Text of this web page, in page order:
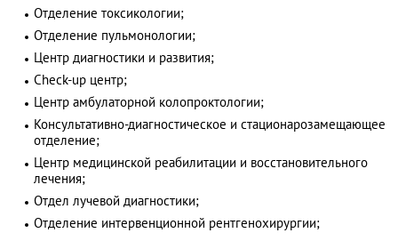
Отделение токсикологии;
Отделение пульмонологии;
Центр диагностики и развития;
Check-up центр;
Центр амбулаторной колопроктологии;
Консультативно-диагностическое и стационарозамещающее
отделение;
Центр медицинской реабилитации и восстановительного
лечения;
Отдел лучевой диагностики;
Отделение интервенционной рентгенохирургии;